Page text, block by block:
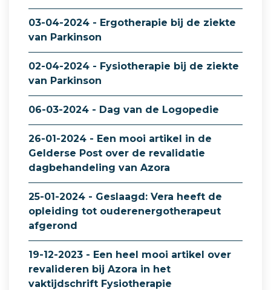
03-04-2024 - Ergotherapie bij de ziekte
van Parkinson
02-04-2024 - Fysiotherapie bij de ziekte
van Parkinson
06-03-2024 - Dag van de Logopedie
26-01-2024 - Een mooi artikel in de
Gelderse Post over de revalidatie
dagbehandeling van Azora
25-01-2024 - Geslaagd: Vera heeft de
opleiding tot ouderenergotherapeut
afgerond
19-12-2023 - Een heel mooi artikel over
revalideren bij Azora in het
vaktijdschrift Fysiotherapie